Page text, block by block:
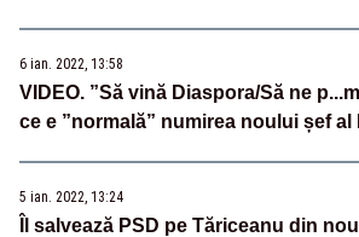
6 ian. 2022, 13:58
VIDEO. ”Să vină Diaspora/Să ne
ce e ”normală” numirea noului șef al
5 ian. 2022, 13:24
Îl salvează PSD pe Tăriceanu din